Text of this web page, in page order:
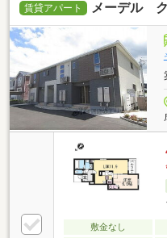
賃貸アパート メーデル
敷金なし